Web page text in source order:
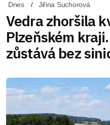
Dnes Jiřina Suchorová
Vedra zhoršila
Plzeňském
zůstává bez